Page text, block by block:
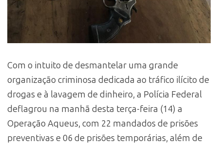
Com o intuito de desmantelar uma grande
organização criminosa dedicada ao tráfico ilícito de
drogas e à lavagem de dinheiro, a Polícia Federal
deflagrou na manhã desta terça-feira (14) a
Operação Aqueus, com 22 mandados de prisões
preventivas e 06 de prisões temporárias, além de